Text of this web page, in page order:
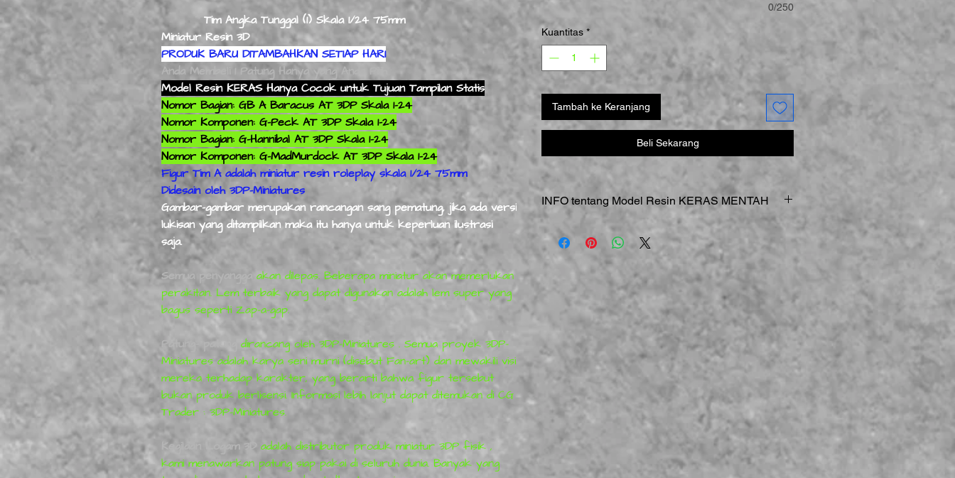
Tim Angka Tunggal (1) Skala 1/24 75mm
Miniatur Resin 3D
PRODUK BARU DITAMBAHKAN SETIAP HARI
Anda Membeli 1 Patung Hanya
yang Anda Pilih
Model Resin KERAS Hanya Cocok untuk Tujuan Tampilan Statis
Nomor Bagian: GB A Baracus AT 3DP Skala 1-24
Nomor Komponen: G-Peck AT 3DP Skala 1-24
Nomor Bagian: G-Hannibal AT 3DP Skala 1-24
Nomor Komponen: G-MadMurdock AT 3DP Skala 1-24
Figur Tim A adalah miniatur resin roleplay skala 1/24 75mm
Didesain oleh 3DP-Miniatures
Gambar-gambar merupakan rancangan sang pematung, jika ada versi
lukisan yang ditampilkan maka itu hanya untuk keperluan ilustrasi
saja.
Semua penyangga akan dilepas. Beberapa miniatur akan memerlukan
perakitan. Lem terbaik yang dapat digunakan adalah lem super yang
bagus seperti Zap-a-gap.
Patung- patung dirancangoleh 3DP-Miniatures . Semua proyek 3DP-
Miniatures adalah karya seni murni (disebut Fan-art) dan mewakili visi
mereka terhadap karakter, yang berarti bahwa figur tersebut
bukan produk berlisensi. Informasi lebih lanjut dapat ditemukan di CG
Trader : 3DP-Miniatures.
Kegilaan Logam 3D adalah distributor produk miniatur 3DP fisik ,
kami menawarkan patung siap pakai di seluruh dunia. Banyak yang
0/250
Kuantitas *
Tambah ke Keranjang
Beli Sekarang
INFO tentang Model Resin KERAS MENTAH
RAW = Langsung dari Printer
Model & PatungResin KERAS MENTAH
adalah Fraglie
HANYA
Model Tampilan Statis
Diperlukan Perhatian Ekstra: Saat Bekerja pada Area
yang Lebih Kecil & Bagian yang Lebih Kecil